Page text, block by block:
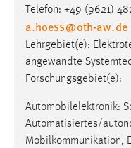
Telefon: +49 (9621)
a.hoess@oth-aw.de
Lehrgebiet(e):
angewandte
Forschungsgebiet(e):
Automobilelektronik:
Automatisiertes/
Mobilkommunikation,